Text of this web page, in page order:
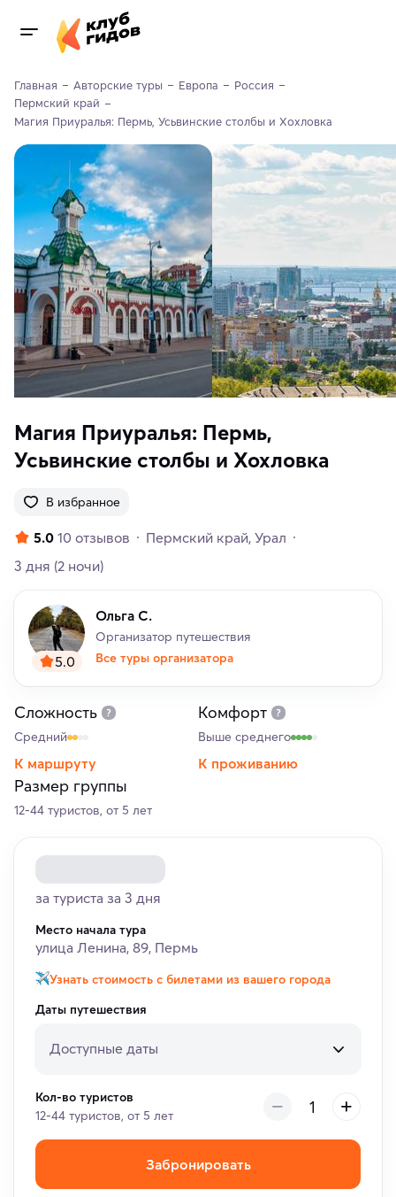
Главная Авторские туры Европа
Россия
Пермский край
Магия Приуралья: Пермь, Усьвинские столбы и Хохловка
Магия Приуралья: Пермь,
Усьвинские столбы и Хохловка
В избранное
5.0 10 отзывов Пермский край Урал
3 дня (2 ночи)
5.0
Ольга С.
Организатор путешествия
Все туры организатора
Сложность
Средний
К маршруту
Комфорт
Выше среднего
К проживанию
Размер группы
12-44 туристов, от 5 лет
за туриста за 3 дня
Место начала тура
улица Ленина, 89, Пермь
Узнать стоимость с билетами из вашего города
Даты путешествия
Доступные даты
Кол-во туристов
12-44 туристов, от 5 лет
Забронировать